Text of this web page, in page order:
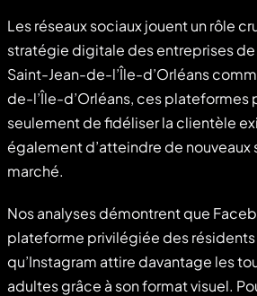
Les réseaux sociaux jouent un rôle
stratégie digitale des entreprises de
Saint-Jean-de-l’Île-d’Orléans
de-l’Île-d’Orléans, ces plateformes
seulement de fidéliser la clientèle
également d’atteindre de nouveaux
marché.
Nos analyses démontrent que
plateforme privilégiée des
qu’Instagram attire davantage les
adultes grâce à son format visuel.